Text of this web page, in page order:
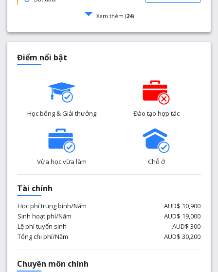
Xem thêm (24)
Điểm nổi bật
Học bổng & Giải thưởng Đào tạo hợp tác
Vừa học vừa làm Chỗ ở
Tài chính
Học phí trung bình/Năm
AUD$ 10,900
Sinh hoạt phí/Năm
AUD$ 19,000
Lệ phí tuyển sinh
AUD$ 300
Tổng chi phí/Năm
AUD$ 30,200
Chuyên môn chính